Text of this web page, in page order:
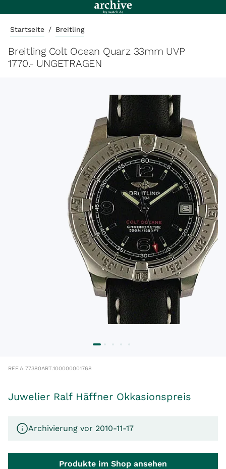
Startseite / Breitling
Breitling Colt Ocean Quarz 33mm UVP
1770.- UNGETRAGEN
REF.A 77380ART.100000001768
Juwelier Ralf Häffner Okkasionspreis
Archivierung vor 2010-11-17
Produkte im Shop ansehen